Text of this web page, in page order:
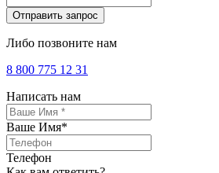
Либо позвоните нам
8 800 775 12 31
Написать нам
Ваше Имя*
Телефон